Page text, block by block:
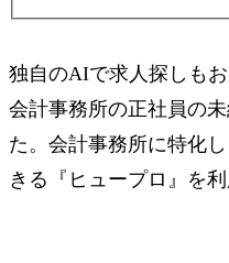
独自のAIで求人探しもお
会計事務所の正社員の
た。会計事務所に特化
きる『ヒュープロ』を